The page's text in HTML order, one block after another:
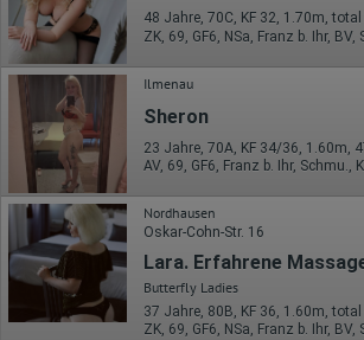
Herkunft (Land und Stadt)
Sprache
Betriebssystem
Gerät (PC, Tablet-PC oder Smartphone)
Browser und alle verwendeten Add-ons
Auflösung des Computers
Besucherquelle (Facebook,
verweisende Webseite)
Welche Dateien wurden heruntergeladen?
Welche Videos angeschaut?
Wurden Werbebanner angeklickt?
Wohin ging der Besucher? Klickte er auf
Portals oder hat er sie komplett verlassen?
Wie lange blieb der Besucher?
Ort der Verarbeitung:
Europäische Union & USA
Ilmenau
Sheron
Nordhausen
Oskar-Cohn-Str. 16
Lara. Erfahrene
Butterfly Ladies